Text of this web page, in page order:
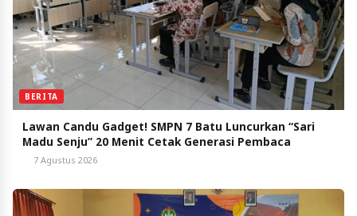
BERITA
Lawan Candu Gadget! SMPN 7 Batu Luncurkan “Sari
Madu Senju” 20 Menit Cetak Generasi Pembaca
7 Agustus 2026